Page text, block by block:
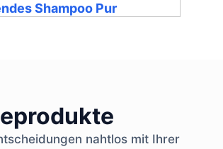
Shampoo Pur
nahtlos mit Ihrer